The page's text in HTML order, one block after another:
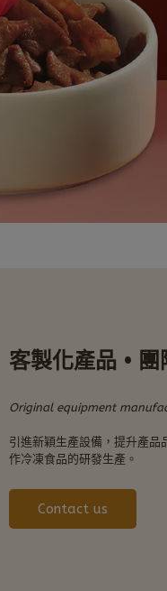
客製化產品 •
Original equipment
引進新穎生產設備，提升產品
作冷凍食品的研發生產。
Contact us